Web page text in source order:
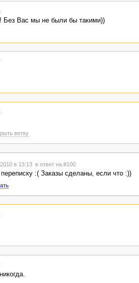
Без Вас мы не были бы такими))
ветку
в 13:13 в ответ на #100
:( Заказы сделаны, если что :))